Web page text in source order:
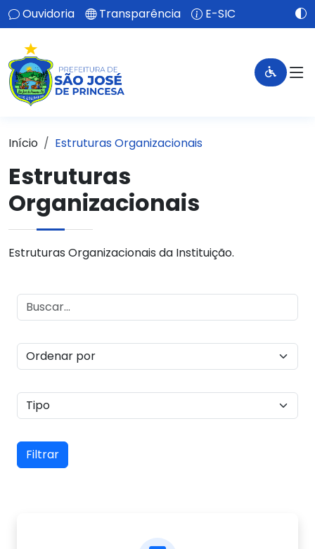
Ouvidoria Transparência E-SIC
Início Estruturas Organizacionais
Estruturas
Organizacionais
Estruturas Organizacionais da Instituição.
Filtrar